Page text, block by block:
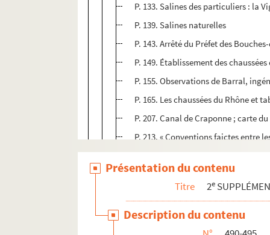
P. 133. Salines des particuliers : la
P. 139. Salines naturelles
P. 143. Arrêté du Préfet des
P. 149. Établissement des
P. 155. Observations de Barral,
P. 165. Les chaussées du Rhône et
P. 207. Canal de Craponne ; carte
P. 213. « Conventions faictes entre
P. 243. Cotisations payées à
P. 277. Construction du canal
P. 287. Canaux d'arrosage en
P. 309. Projet de canal d'irrigation
P. 313. Canaux de desséchement
Présentation du contenu
Titre 2e
Description du contenu